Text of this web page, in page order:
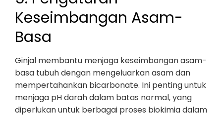
Keseimbangan Asam-
Basa
Ginjal membantu menjaga keseimbangan asam-
basa tubuh dengan mengeluarkan asam dan
mempertahankan bicarbonate. Ini penting untuk
menjaga pH darah dalam batas normal, yang
diperlukan untuk berbagai proses biokimia dalam